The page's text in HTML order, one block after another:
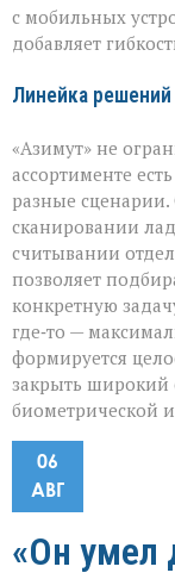
с мобильных
добавляет
Линейка
«Азимут» не
ассортименте
разные
сканировании
считывании
позволяет
конкретную
где‑то —
формируется
закрыть широкий
биометрической
06
АВГ
«Он умел